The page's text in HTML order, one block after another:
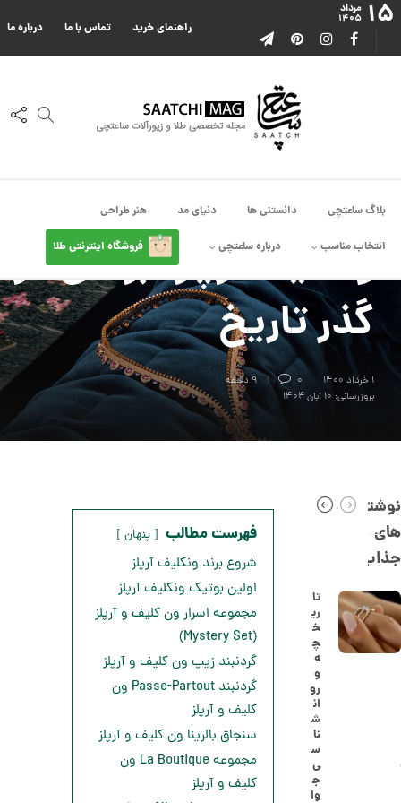
۱۵ مرداد
۱۴۰۵
درباره ما تماس با ما راهنمای خرید
بلاگ ساعتچی دانستنی ها دنیای مد هنر طراحی
انتخاب مناسب درباره ساعتچی فروشگاه اینترنتی طلا
دانستنی ها
ونکلیف آرپلز، برندی در
گذر تاریخ
۱ خرداد ۱۴۰۰ 0
9 دقیقه
بروزرسانی: ۱۰ آبان ۱۴۰۴
فهرست مطالب پنهان
شروع برند ونکلیف آرپلز
اولین بوتیک ونکلیف آرپلز
مجموعه اسرار ون کلیف و آرپلز
(Mystery Set)
گردنبند زیپ ون کلیف و آرپلز
گردنبند Passe-Partout ون
کلیف و آرپلز
سنجاق بالرینا ون کلیف و آرپلز
مجموعه La Boutique ون
کلیف و آرپلز
نوشته
های
جذاب
تا
ری
خ
چ
ه
و
رو
ان
ش
نا
س
ی
ج
وا
ا
ن
ش
ت
ر
ط
ل
ا
ا
ز
5
0
,
2
2